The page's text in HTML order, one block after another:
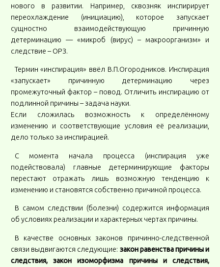
нового в развитии. Например, сквозняк инспирирует
переохлаждение (инициацию), которое запускает
сущностно взаимодействующую причинную
детерминацию — «микроб (вирус) – макроорганизм» и
следствие – ОРЗ.
Термин «инспирация» ввёл В.П.Огородников. Инспирация
«запускает» причинную детерминацию через
промежуточный фактор – повод. Отличить инспирацию от
подлинной причины – задача науки.
Если сложилась возможность к определённому
изменению и соответствующие условия её реализации,
дело только за инспирацией.
С момента начала процесса (инспирация уже
подействовала) главные детерминирующие факторы
перестают отражать лишь возможную тенденцию к
изменению и становятся собственно причиной процесса.
В самом следствии (болезни) содержится информация
об условиях реализации и характерных чертах причины.
В качестве основных законов причинно-следственной
связи выдвигаются следующие: закон равенства причины и
следствия, закон изоморфизма причины и следствия,